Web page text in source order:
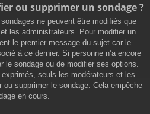
ou supprimer un sondage ?
ne peuvent être modifiés que
les administrateurs. Pour modifier un
le premier message du sujet car le
à ce dernier. Si personne n’a encore
le sondage ou de modifier ses options.
seuls les modérateurs et les
supprimer le sondage. Cela empêche
en cours.